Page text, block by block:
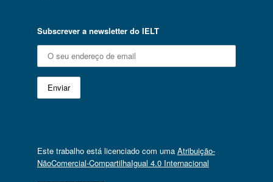
Subscrever a newsletter do IELT
Este trabalho está licenciado com uma Atribuição-
NãoComercial-CompartilhaIgual 4.0 Internacional